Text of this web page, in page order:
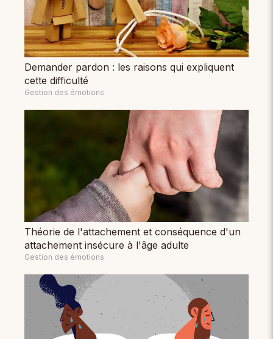
Demander pardon : les raisons qui expliquent
cette difficulté
Gestion des émotions
Théorie de l'attachement et conséquence d'un
attachement insécure à l'âge adulte
Gestion des émotions